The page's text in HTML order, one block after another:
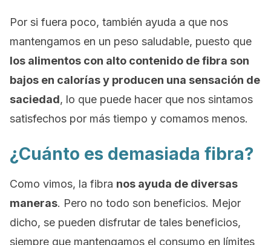
Por si fuera poco, también ayuda a que nos
mantengamos en un peso saludable, puesto que
los alimentos con alto contenido de fibra son
bajos en calorías y producen una sensación de
saciedad, lo que puede hacer que nos sintamos
satisfechos por más tiempo y comamos menos.
¿Cuánto es demasiada fibra?
Como vimos, la fibra nos ayuda de diversas
maneras. Pero no todo son beneficios. Mejor
dicho, se pueden disfrutar de tales beneficios,
siempre que mantengamos el consumo en límites